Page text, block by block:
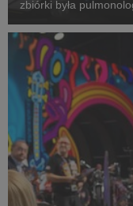
zbiórki była
chorobami płuc,